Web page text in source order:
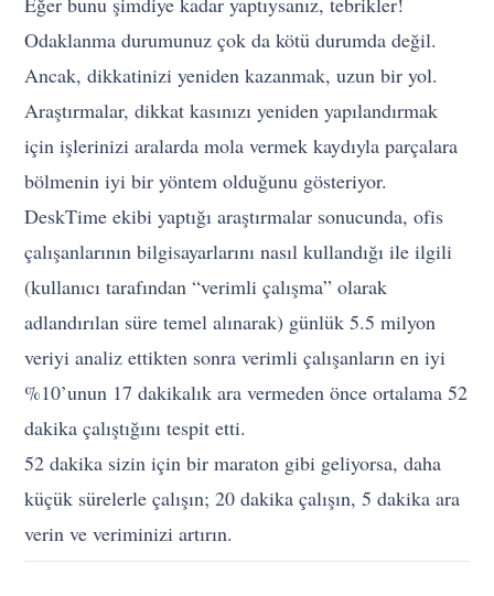
Odaklanma durumunuz çok da kötü durumda değil.
Ancak, dikkatinizi yeniden kazanmak, uzun bir yol.
Araştırmalar, dikkat kasınızı yeniden yapılandırmak
için işlerinizi aralarda mola vermek kaydıyla parçalara
bölmenin iyi bir yöntem olduğunu gösteriyor.
DeskTime ekibi yaptığı araştırmalar sonucunda, ofis
çalışanlarının bilgisayarlarını nasıl kullandığı ile ilgili
(kullanıcı tarafından “verimli çalışma” olarak
adlandırılan süre temel alınarak) günlük 5.5 milyon
veriyi analiz ettikten sonra verimli çalışanların en iyi
%10’unun 17 dakikalık ara vermeden önce ortalama 52
dakika çalıştığını tespit etti.
52 dakika sizin için bir maraton gibi geliyorsa, daha
küçük sürelerle çalışın; 20 dakika çalışın, 5 dakika ara
verin ve veriminizi artırın.